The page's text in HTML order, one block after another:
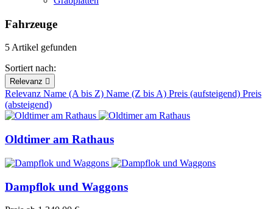
Fahrzeuge
5 Artikel gefunden
Sortiert nach:
Relevanz 
Relevanz Name (A bis Z) Name (Z bis A) Preis (aufsteigend) Preis
(absteigend)
Oldtimer am Rathaus
Dampflok und Waggons